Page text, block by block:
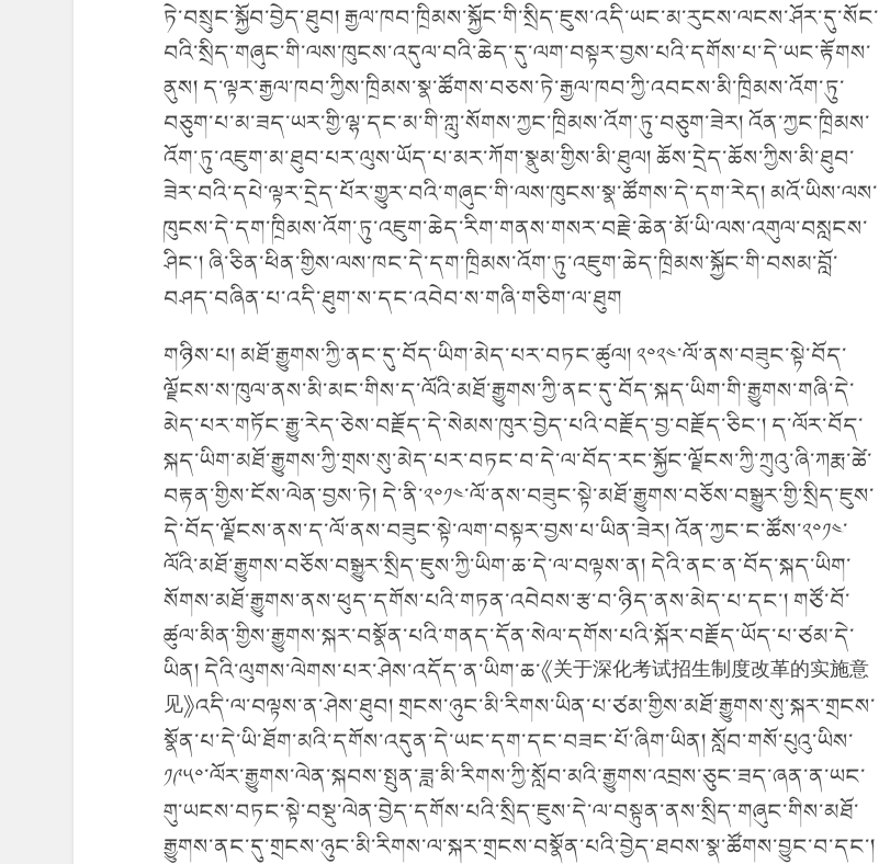
ཏེ་བསྲུང་སྐྱོབ་བྱེད་ཐུབ། རྒྱལ་ཁབ་ཁྲིམས་སྐྱོང་གི་སྲིད་ཇུས་འདི་ཡང་མ་རུངས་ལངས་ཤོར་དུ་སོང་
བའི་སྲིད་གཞུང་གི་ལས་ཁུངས་འདུལ་བའི་ཆེད་དུ་ལག་བསྟར་བྱས་པའི་དགོས་པ་དེ་ཡང་རྟོགས་
ནུས། ད་ལྟར་རྒྱལ་ཁབ་ཀྱིས་ཁྲིམས་སྣ་ཚོགས་བཅས་ཏེ་རྒྱལ་ཁབ་ཀྱི་འབངས་མི་ཁྲིམས་འོག་ཏུ་
བཅུག་པ་མ་ཟད་ཡར་གྱི་ལྷ་དང་མ་གི་ཀླུ་སོགས་ཀྱང་ཁྲིམས་འོག་ཏུ་བཅུག་ཟེར། འོན་ཀྱང་ཁྲིམས་
འོག་ཏུ་འཇུག་མ་ཐུབ་པར་ལུས་ཡོད་པ་མར་ཀོག་སྣུམ་གྱིས་མི་ཐུལ། ཆོས་དྲེད་ཆོས་ཀྱིས་མི་ཐུབ་
ཟེར་བའི་དཔེ་ལྟར་དྲེད་པོར་གྱུར་བའི་གཞུང་གི་ལས་ཁུངས་སྣ་ཚོགས་དེ་དག་རེད། མའོ་ཡིས་ལས་
ཁུངས་དེ་དག་ཁྲིམས་འོག་ཏུ་འཇུག་ཆེད་རིག་གནས་གསར་བརྗེ་ཆེན་མོ་ཡི་ལས་འགུལ་བསླངས་
ཤིང་། ཞི་ཅིན་ཕིན་གྱིས་ལས་ཁང་དེ་དག་ཁྲིམས་འོག་ཏུ་འཇུག་ཆེད་ཁྲིམས་སྐྱོང་གི་བསམ་བློ་
བཤད་བཞིན་པ་འདི་ཐུག་ས་དང་འབེབ་ས་གཞི་གཅིག་ལ་ཐུག
གཉིས་པ། མཐོ་རྒྱུགས་ཀྱི་ནང་དུ་བོད་ཡིག་མེད་པར་བཏང་ཚུལ། ༢༠༢༤་ལོ་ནས་བཟུང་སྟེ་བོད་
ལྗོངས་ས་ཁུལ་ནས་མི་མང་གིས་ད་ལོའི་མཐོ་རྒྱུགས་ཀྱི་ནང་དུ་བོད་སྐད་ཡིག་གི་རྒྱུགས་གཞི་དེ་
མེད་པར་གཏོང་རྒྱུ་རེད་ཅེས་བརྗོད་དེ་སེམས་ཁུར་བྱེད་པའི་བརྗོད་བྱ་བརྗོད་ཅིང་། ད་ལོར་བོད་
སྐད་ཡིག་མཐོ་རྒྱུགས་ཀྱི་གྲས་སུ་མེད་པར་བཏང་བ་དེ་ལ་བོད་རང་སྐྱོང་ལྗོངས་ཀྱི་ཀྲུའུ་ཞི་ཀརྨ་ཚེ་
བརྟན་གྱིས་ངོས་ལེན་བྱས་ཏེ། དེ་ནི་༢༠༡༤་ལོ་ནས་བཟུང་སྟེ་མཐོ་རྒྱུགས་བཅོས་བསྒྱུར་གྱི་སྲིད་ཇུས་
དེ་བོད་ལྗོངས་ནས་ད་ལོ་ནས་བཟུང་སྟེ་ལག་བསྟར་བྱས་པ་ཡིན་ཟེར། འོན་ཀྱང་ང་ཚོས་༢༠༡༤་
ལོའི་མཐོ་རྒྱུགས་བཅོས་བསྒྱུར་སྲིད་ཇུས་ཀྱི་ཡིག་ཆ་དེ་ལ་བལྟས་ན། དེའི་ནང་ན་བོད་སྐད་ཡིག་
སོགས་མཐོ་རྒྱུགས་ནས་ཕུད་དགོས་པའི་གཏན་འབེབས་རྩ་བ་ཉིད་ནས་མེད་པ་དང་། གཙོ་བོ་
ཚུལ་མིན་གྱིས་རྒྱུགས་སྐར་བསྣོན་པའི་གནད་དོན་སེལ་དགོས་པའི་སྐོར་བརྗོད་ཡོད་པ་ཙམ་དེ་
ཡིན། དེའི་ལུགས་ལེགས་པར་ཤེས་འདོད་ན་ཡིག་ཆ་《关于深化考试招生制度改革的实施意
见》འདི་ལ་བལྟས་ན་ཤེས་ཐུབ། གྲངས་ཉུང་མི་རིགས་ཡིན་པ་ཙམ་གྱིས་མཐོ་རྒྱུགས་སུ་སྐར་གྲངས་
སྣོན་པ་དེ་ཡི་ཐོག་མའི་དགོས་འདུན་དེ་ཡང་དག་དང་བཟང་པོ་ཞིག་ཡིན། སློབ་གསོ་པུའུ་ཡིས་
༡༩༥༠་ལོར་རྒྱུགས་ལེན་སྐབས་སྤུན་ཟླ་མི་རིགས་ཀྱི་སློབ་མའི་རྒྱུགས་འབྲས་ཅུང་ཟད་ཞན་ན་ཡང་
གུ་ཡངས་བཏང་སྟེ་བསྡུ་ལེན་བྱེད་དགོས་པའི་སྲིད་ཇུས་དེ་ལ་བསྟུན་ནས་སྲིད་གཞུང་གིས་མཐོ་
རྒྱུགས་ནང་དུ་གྲངས་ཉུང་མི་རིགས་ལ་སྐར་གྲངས་བསྣོན་པའི་བྱེད་ཐབས་སྣ་ཚོགས་བྱུང་བ་དང་།